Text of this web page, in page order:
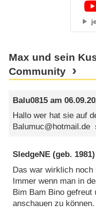
Max und sein
Community
Balu0815 am
Hallo wer hat sie auf
Balumuc@hotmail.de
SledgeNE (geb.
Das war wirklich noch
Immer wenn man in
Bim Bam Bino
anschauen zu